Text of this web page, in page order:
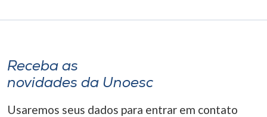
Receba as
novidades da Unoesc
Usaremos seus dados para entrar em contato